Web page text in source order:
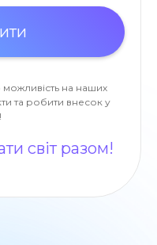
на наших
та робити внесок у
світ разом!